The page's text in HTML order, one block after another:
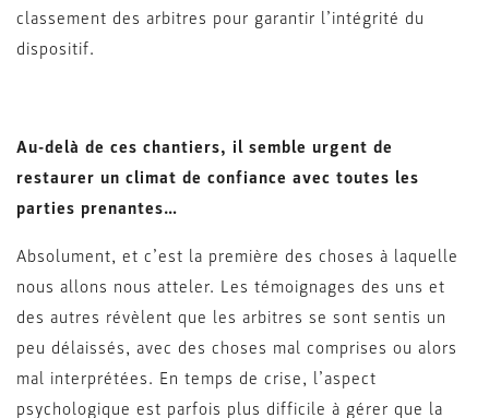
classement des arbitres pour garantir l’intégrité du
dispositif.
Au-delà de ces chantiers, il semble urgent de
restaurer un climat de confiance avec toutes les
parties prenantes…
Absolument, et c’est la première des choses à laquelle
nous allons nous atteler. Les témoignages des uns et
des autres révèlent que les arbitres se sont sentis un
peu délaissés, avec des choses mal comprises ou alors
mal interprétées. En temps de crise, l’aspect
psychologique est parfois plus difficile à gérer que la